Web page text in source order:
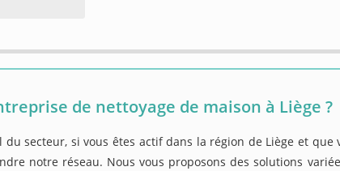
de nettoyage de maison à Liège ?
secteur, si vous êtes actif dans la région de Liège et que
notre réseau. Nous vous proposons des solutions